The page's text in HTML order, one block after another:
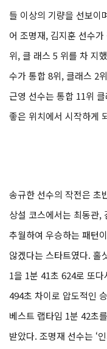
들 이상의 기량을 선보이
어 조명재, 김지훈 선수
위, 클 래스 5 위를 차 지
수가 통합 8위, 클래스 2
근영 선수는 통합 11위
좋은 위치에서 시작하게
송규한 선수의 작전은 초
상설 코스에서는 최동관,
추월하여 우승하는 패턴
않겠다는 스타트였다. 홀
1을 1분 41초 624로 또
494초 차이로 압도적인
베스트 랩타임 1분 42초
받았다. 조명재 선수는 ‘